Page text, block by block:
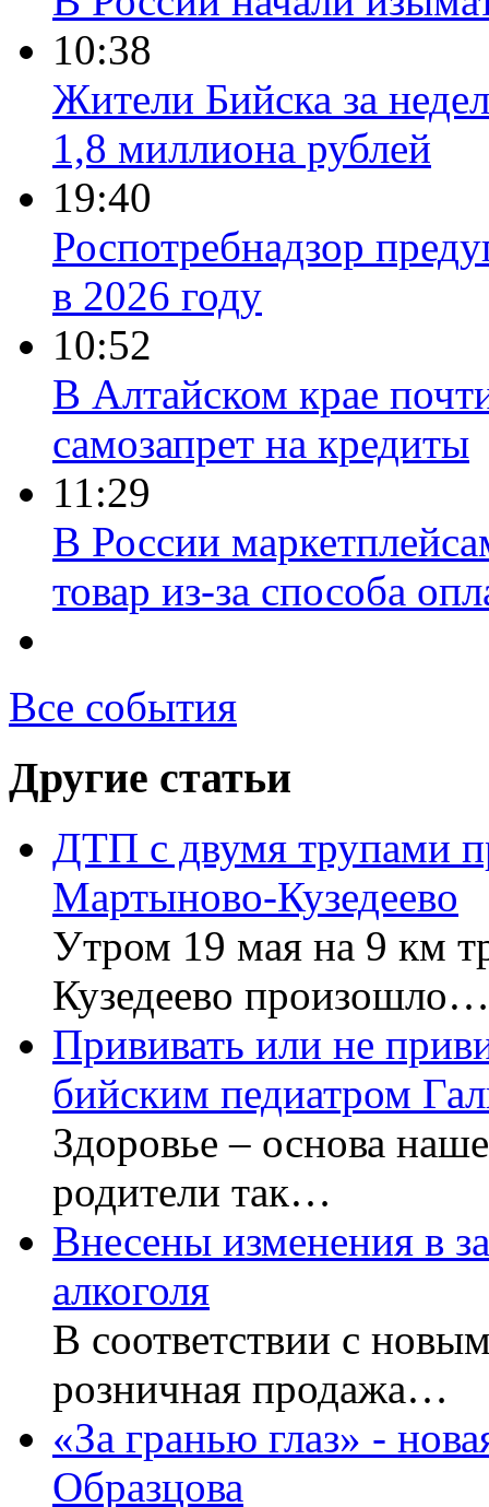
10:38
Жители Бийска за
1,8 миллиона рублей
19:40
Роспотребнадзор
в 2026 году
10:52
В Алтайском крае
самозапрет на кредиты
11:29
В России
товар из-за способа
Все события
Другие статьи
ДТП с двумя трупами
Мартыново-Кузедеево
Утром 19 мая на 9 км
Кузедеево произошло…
Прививать или не
бийским педиатром
Здоровье – основа
родители так…
Внесены изменения в
алкоголя
В соответствии с
розничная продажа…
«За гранью глаз» -
Образцова